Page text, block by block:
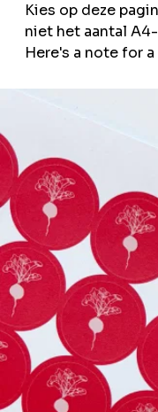
blijf op
voornaam
achternaam
e-mail *